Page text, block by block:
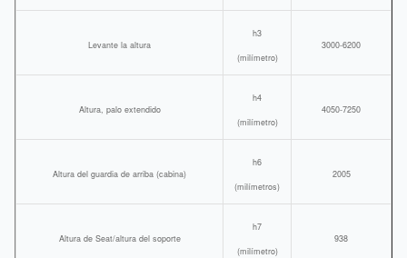
Levante la altura
h3
(milímetro)
3000-6200
Altura, palo extendido
h4
(milímetro)
4050-7250
Altura del guardia de arriba (cabina)
h6
(milímetros)
2005
Altura de Seat/altura del soporte
h7
(milímetro)
938